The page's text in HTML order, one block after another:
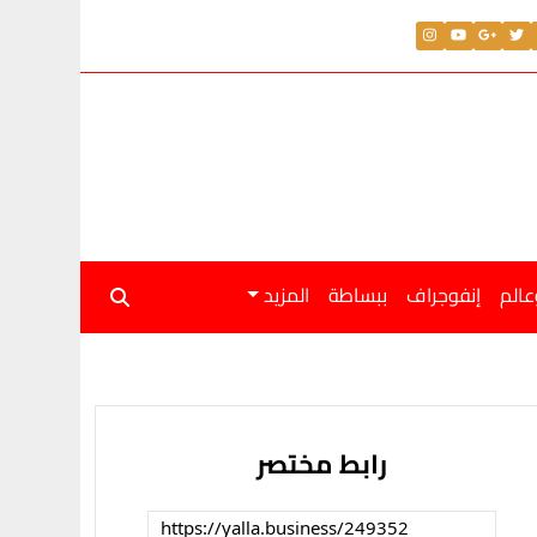
إنفوجراف ببساطة المزيد
رابط مختصر